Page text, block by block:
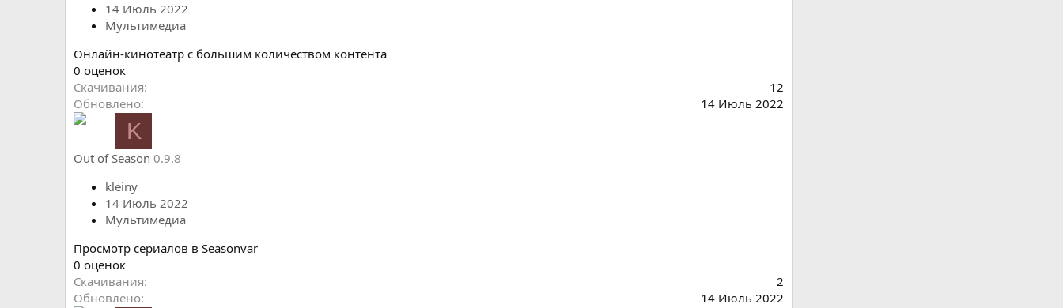
14 Июль 2022
Мультимедиа
Онлайн-кинотеатр с большим количеством контента
0
.
0
0
в
0 оценок
Скачивания
12
Обновлено
14 Июль 2022
K
Out of Season 0.9.8
kleiny
14 Июль 2022
Мультимедиа
Просмотр сериалов в Seasonvar
0
.
0
0 оценок
Скачивания
2
Обновлено
14 Июль 2022